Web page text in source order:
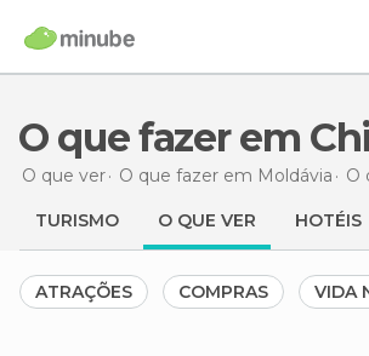
O que fazer em
O que ver O que fazer em Moldávia O
TURISMO O QUE VER HOTÉIS
ATRAÇÕES COMPRAS VIDA